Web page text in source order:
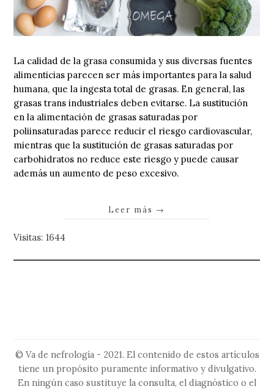
La calidad de la grasa consumida y sus diversas fuentes
alimenticias parecen ser más importantes para la salud
humana, que la ingesta total de grasas. En general, las
grasas trans industriales deben evitarse. La sustitución
en la alimentación de grasas saturadas por
poliinsaturadas parece reducir el riesgo cardiovascular,
mientras que la sustitución de grasas saturadas por
carbohidratos no reduce este riesgo y puede causar
además un aumento de peso excesivo.
Leer más →
Visitas: 1644
© Va de nefrología - 2021. El contenido de estos artículos
tiene un propósito puramente informativo y divulgativo.
En ningún caso sustituye la consulta, el diagnóstico o el